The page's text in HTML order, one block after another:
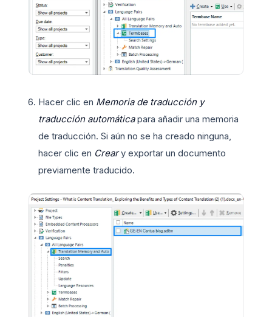
Hacer clic en Memoria de traducción y
traducción automáticapara añadir una memoria
de traducción. Si aún no se ha creado ninguna,
hacer clic en Creary exportar un documento
previamente traducido.